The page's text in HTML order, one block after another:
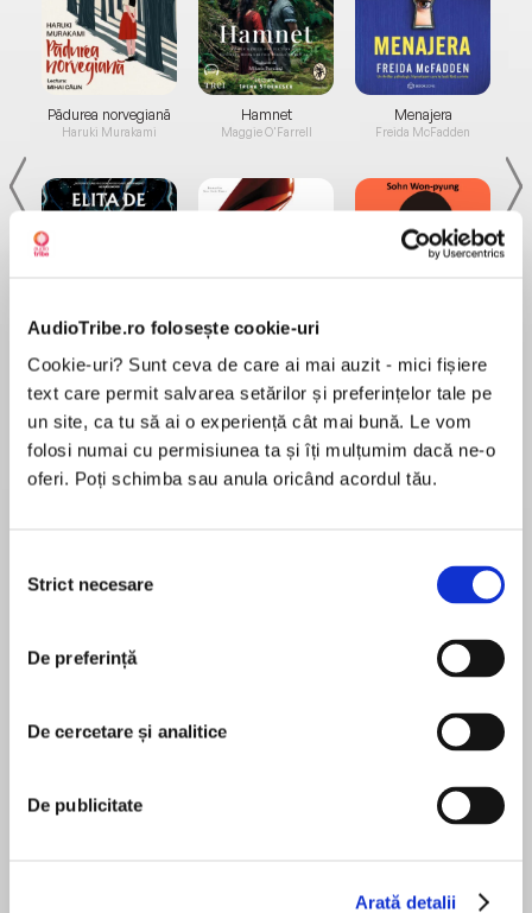
AudioTribe.ro folosește cookie-uri
Cookie-uri? Sunt ceva de care ai mai auzit - mici fișiere
text care permit salvarea setărilor și preferințelor tale pe
un site, ca tu să ai o experiență cât mai bună. Le vom
folosi numai cu permisiunea ta și îți mulțumim dacă ne-o
oferi. Poți schimba sau anula oricând acordul tău.
consimțământului
Strict necesare
De preferință
De cercetare și analitice
De publicitate
Arată detalii
Pădurea norvegiană
Haruki Murakami
Elita de Argint (Elita
Hamnet
Maggie O'Farrell
Diavolul se îmbracă de
Menajera
Freida McFadden
Desprecarte
warm, joyful and tender
One of the most talked about debuts for 2023
Picked by Stylist as a Big Fiction Debut for 2023
One of the Ten Best New Novelists for 2023
‘Moore finds wry humour in her protagonists’
MAI MULT
pentru această carte